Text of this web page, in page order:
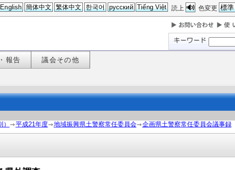
色変更 標準
読上
English 簡体中文 繁体中文 한국어 русский Tiếng Việt
報告 議会その他
平成21年度 地域振興県土警察常任委員会 企画県土警察常任委員会議事録